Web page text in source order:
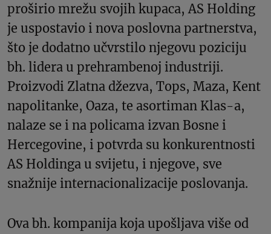
proširio mrežu svojih kupaca, AS Holding
je uspostavio i nova poslovna partnerstva,
što je dodatno učvrstilo njegovu poziciju
bh. lidera u prehrambenoj industriji.
Proizvodi Zlatna džezva, Tops, Maza, Kent
napolitanke, Oaza, te asortiman Klas-a,
nalaze se i na policama izvan Bosne i
Hercegovine, i potvrda su konkurentnosti
AS Holdinga u svijetu, i njegove, sve
snažnije internacionalizacije poslovanja.
Ova bh. kompanija koja upošljava više od